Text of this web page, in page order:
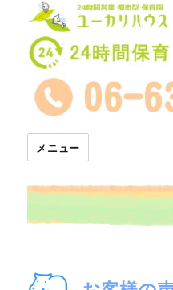
24時間託児所
メニュー